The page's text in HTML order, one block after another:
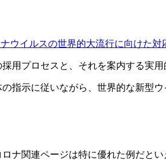
ウイルスの世界的大流行に向けた対
用プロセスと、それを案内する実用
指示に従いながら、世界的な新型
ナ関連ページは特に優れた例だとい